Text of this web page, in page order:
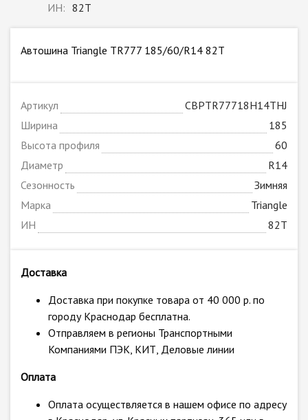
ИН: 82T
Автошина Triangle TR777 185/60/R14 82T
Артикул
CBPTR77718H14THJ
Ширина
185
Высота профиля
60
Диаметр
R14
Сезонность
Зимняя
Марка
Triangle
ИН
82T
Доставка
Доставка при покупке товара от 40 000 р. по
городу Краснодар бесплатна.
Отправляем в регионы Транспортными
Компаниями ПЭК, КИТ, Деловые линии
Оплата
Оплата осуществляется в нашем офисе по адресу